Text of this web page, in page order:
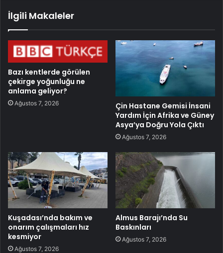
İlgili Makaleler
Bazı kentlerde görülen
çekirge yoğunluğu ne
anlama geliyor?
Ağustos 7, 2026
Çin Hastane Gemisi İnsani
Yardım İçin Afrika ve Güney
Asya’ya Doğru Yola Çıktı
Ağustos 7, 2026
Kuşadası’nda bakım ve
onarım çalışmaları hız
kesmiyor
Ağustos 7, 2026
Almus Barajı’nda Su
Baskınları
Ağustos 7, 2026